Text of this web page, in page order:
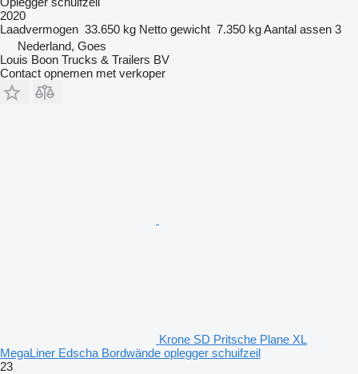
2020
Laadvermogen 33.650 kg Netto gewicht 7.350 kgAantal assen 3
Nederland, Goes
Louis Boon Trucks & Trailers BV
Contact opnemen met verkoper
Krone SD Pritsche Plane XL
MegaLiner Edscha Bordwände oplegger schuifzeil
23